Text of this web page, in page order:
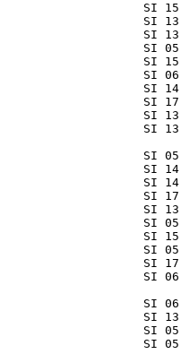
                   SI 15
                   SI 13
                   SI 13
                   SI 05
                   SI 15
                   SI 06
                   SI 14
                   SI 17
                   SI 13
                   SI 13
                   SI 05
                   SI 14
                   SI 14
                   SI 17
                   SI 13
                   SI 05
                   SI 15
                   SI 05
                   SI 17
                   SI 06
                   SI 06
                   SI 13
                   SI 05
                   SI 05